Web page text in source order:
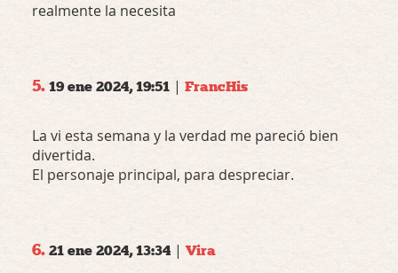
realmente la necesita
5. 19 ene 2024, 19:51 | FrancHis
La vi esta semana y la verdad me pareció bien
divertida.
El personaje principal, para despreciar.
6. 21 ene 2024, 13:34 |Vira